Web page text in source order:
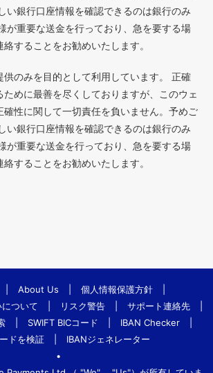
い銀行口座情報を確認できるのは銀行のみ
が重要な送金を行っており、急を要する場
することをお勧めいたします。
供のみを目的として利用しています。 正確
ために最善を尽くしておりますが、このウェ
確性に関して一切責任を負いません。予めご
い銀行口座情報を確認できるのは銀行のみ
が重要な送金を行っており、急を要する場
することをお勧めいたします。
About Us 個人情報保護方針
ついて
リスク警告 サポート連絡先
SWIFT BICコード IBAN Checker
ドを検証
IBANジェネレーター
•